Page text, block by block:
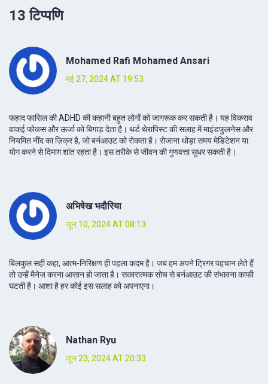
13 टिप्पणि
Mohamed Rafi Mohamed Ansari
मई 27, 2024 AT 19:53
फहाद फासिल की ADHD की कहानी बहुत लोगों को जागरूक कर सकती है। यह विकराव
वाकई फोकस और ऊर्जा को बिगाड़ देता है। थर्ड थेरापिस्ट की सलाह में माइंडफुलनेस और
नियमित नींद का ज़िक्र है, जो बर्नआउट को रोकता है। रोजाना थोड़ा समय मेडिटेशन या
योग करने से दिमाग़ शांत रहता है। इस तरीके से जीवन की गुणवत्ता सुधर सकती है।
अभिषेख भदौरिया
जून 10, 2024 AT 08:13
बिलकुल सही कहा, आत्म-निरिक्षण ही पहला कदम है। जब हम अपने ट्रिगर पहचान लेते हैं
तो उन्हें मैनेज करना आसान हो जाता है। सकारात्मक सोच से बर्नआउट की संभावना काफी
घटती है। आशा है हर कोई इस सलाह को अपनाएगा।
Nathan Ryu
जून 23, 2024 AT 20:33